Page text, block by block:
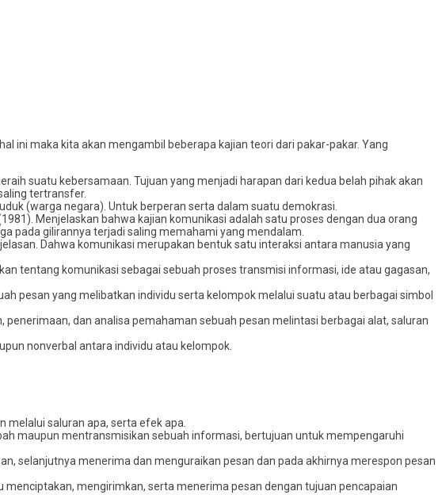
ini maka kita akan mengambil beberapa kajian teori dari pakar-pakar. Yang
suatu kebersamaan. Tujuan yang menjadi harapan dari kedua belah pihak akan
tertransfer.
(warga negara). Untuk berperan serta dalam suatu demokrasi.
Menjelaskan bahwa kajian komunikasi adalah satu proses dengan dua orang
pada gilirannya terjadi saling memahami yang mendalam.
Dahwa komunikasi merupakan bentuk satu interaksi antara manusia yang
tentang komunikasi sebagai sebuah proses transmisi informasi, ide atau gagasan,
pesan yang melibatkan individu serta kelompok melalui suatu atau berbagai simbol
dan analisa pemahaman sebuah pesan melintasi berbagai alat, saluran
nonverbal antara individu atau kelompok.
melalui saluran apa, serta efek apa.
maupun mentransmisikan sebuah informasi, bertujuan untuk mempengaruhi
selanjutnya menerima dan menguraikan pesan dan pada akhirnya merespon pesan
mengirimkan, serta menerima pesan dengan tujuan pencapaian